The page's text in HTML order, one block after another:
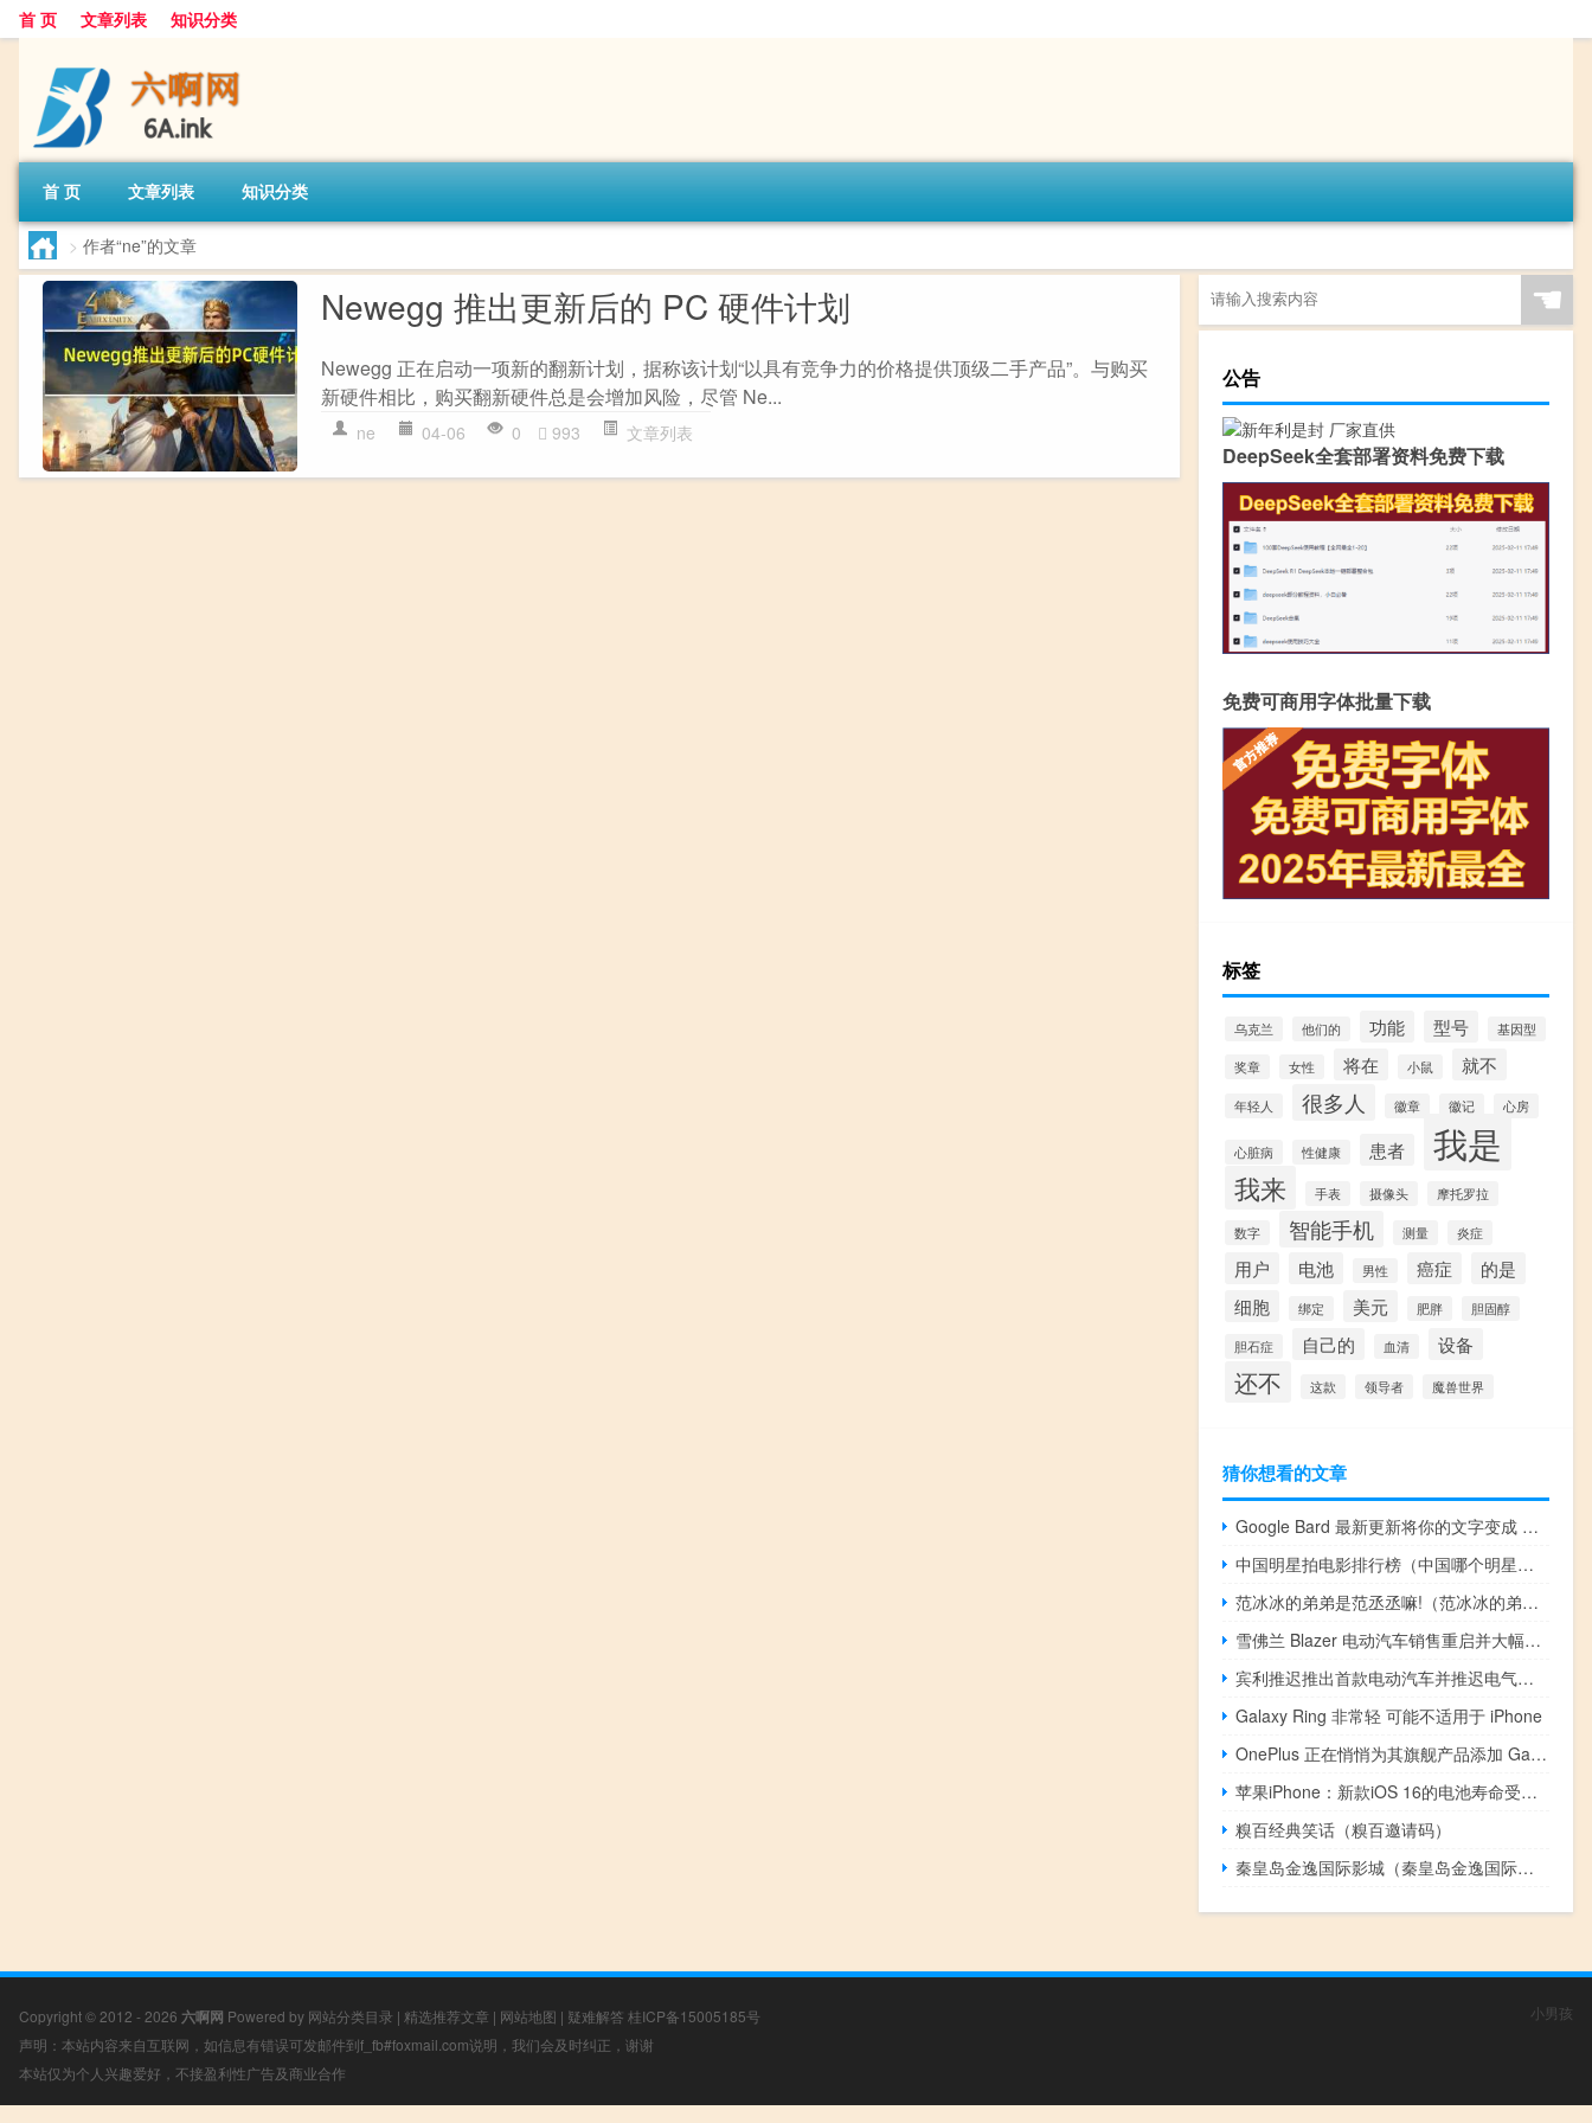
首 页 文章列表 知识分类
首 页 文章列表 知识分类
> 作者“ne”的文章
Newegg 推出更新后的 PC 硬件计划
Newegg 正在启动一项新的翻新计划，据称该计划“以具有竞争力的价格提供顶级二手产品”。与购买
新硬件相比，购买翻新硬件总是会增加风险，尽管 Ne...
ne 04-06 0 993 文章列表
☚
公告
DeepSeek全套部署资料免费下载
免费可商用字体批量下载
标签
乌克兰 他们的 功能 型号 基因型
奖章 女性 将在 小鼠 就不
年轻人 很多人 徽章 徽记 心房
心脏病 性健康 患者 我是
我来 手表 摄像头 摩托罗拉
数字 智能手机 测量 炎症
用户 电池 男性 癌症
的是
细胞
绑定 美元 肥胖 胆固醇
胆石症 自己的 血清 设备
还不 这款 领导者 魔兽世界
猜你想看的文章
Google Bard 最新更新将你的文字变成 AI 图像
中国明星拍电影排行榜（中国哪个明星拍过片）
范冰冰的弟弟是范丞丞嘛!（范冰冰的弟弟）
雪佛兰 Blazer 电动汽车销售重启并大幅降价
宾利推迟推出首款电动汽车并推迟电气化日期
Galaxy Ring 非常轻 可能不适用于 iPhone
OnePlus 正在悄悄为其旗舰产品添加 Galaxy S24 和类似 Pixel 的 AI 功能
苹果iPhone：新款iOS 16的电池寿命受到很多影响
糗百经典笑话（糗百邀请码）
秦皇岛金逸国际影城（秦皇岛金逸国际影城）
Copyright © 2012 - 2026 六啊网 Powered by 网站分类目录 | 精选推荐文章 | 网站地图 | 疑难解答 桂ICP备15005185号
声明：本站内容来自互联网，如信息有错误可发邮件到f_fb#foxmail.com说明，我们会及时纠正，谢谢
本站仅为个人兴趣爱好，不接盈利性广告及商业合作
小男孩